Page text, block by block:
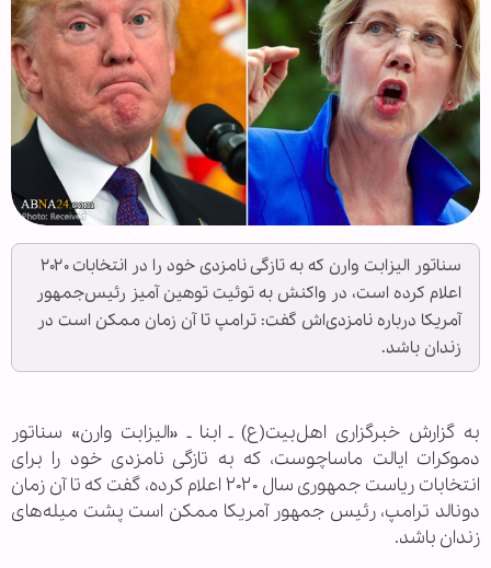
سناتور الیزابت وارن که به تازگی نامزدی خود را در انتخابات ۲۰۲۰
اعلام کرده است، در واکنش به توئیت توهین آمیز رئیس‌جمهور
آمریکا درباره نامزدی‌اش گفت: ترامپ تا آن زمان ممکن است در
زندان باشد.
به گزارش خبرگزاری اهل‌بیت(ع) ـ ابنا ـ «الیزابت وارن» سناتور
دموکرات ایالت ماساچوست، که به تازگی نامزدی خود را برای
انتخابات ریاست جمهوری سال ۲۰۲۰ اعلام کرده، گفت که تا آن زمان
دونالد ترامپ، رئیس جمهور آمریکا ممکن است پشت میله‌های
زندان باشد.